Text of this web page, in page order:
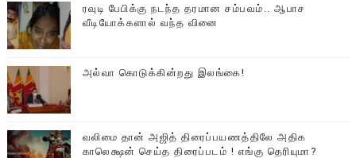
ரவுடி பேபிக்கு நடந்த தரமான சம்பவம்.. ஆபாச
வீடியோக்களால் வந்த வினை
அல்வா கொடுக்கின்றது இலங்கை!
வலிமை தான் அஜித் திரைப்பயணத்திலே அதிக
காலெக்ஷன் செய்த திரைப்படம் ! எங்கு தெரியுமா?